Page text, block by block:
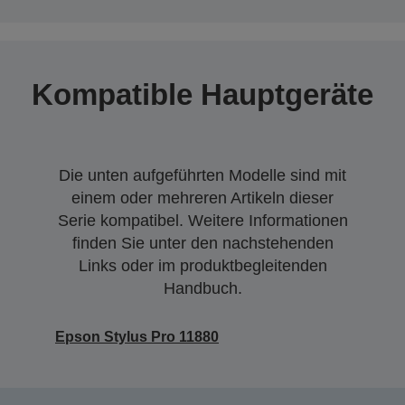
Kompatible Hauptgeräte
Die unten aufgeführten Modelle sind mit
einem oder mehreren Artikeln dieser
Serie kompatibel. Weitere Informationen
finden Sie unter den nachstehenden
Links oder im produktbegleitenden
Handbuch.
Epson Stylus Pro 11880